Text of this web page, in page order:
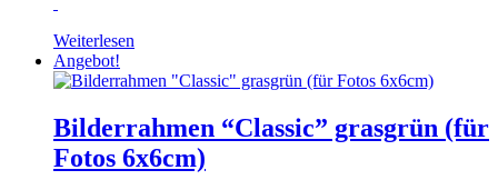
Weiterlesen
Angebot!
Bilderrahmen “Classic” grasgrün (für
Fotos 6x6cm)